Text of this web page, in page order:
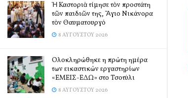
Ἡ Καστοριὰ τίμησε τὸν προστάτη
τῶν παιδιῶν της, Ἅγιο Νικάνορα
τὸν Θαυματουργό
8 ΑΥΓΟΎΣΤΟΥ 2026
Ολοκληρώθηκε η πρώτη ημέρα
των εικαστικών εργαστηρίων
«ΕΜΕΙΣ-ΕΔΩ» στο Τσοτύλι
8 ΑΥΓΟΎΣΤΟΥ 2026